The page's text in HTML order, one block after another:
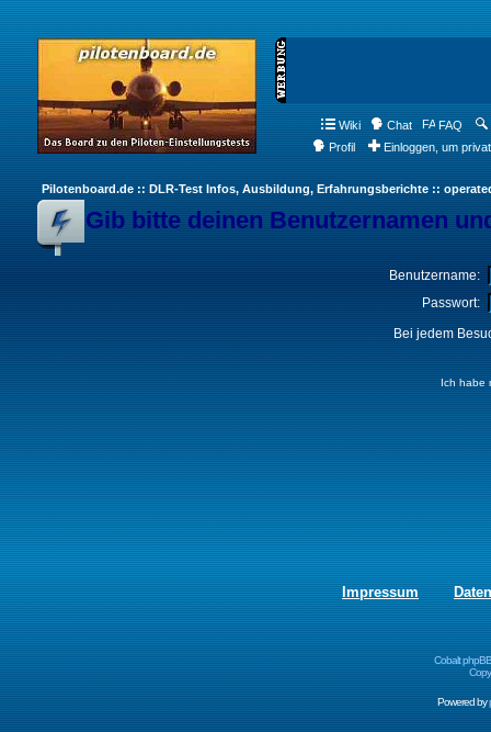
Wiki Chat FAQ
Profil
Einloggen, um
Pilotenboard.de :: DLR-Test Infos, Ausbildung, Erfahrungsberichte ::
Gib bitte deinen Benutzernamen
Benutzername:
Passwort:
Bei jedem
Ich habe
Impressum
Cobalt
Powered by